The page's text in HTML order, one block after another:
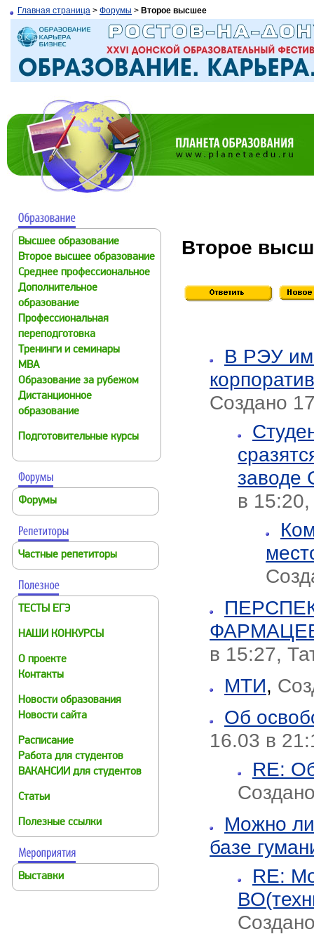
Главная страница > Форумы > Второе высшее
Высшее образование
Второе высшее образование
Среднее профессиональное
Дополнительное
образование
Профессиональная
переподготовка
Тренинги и семинары
MBA
Образование за рубежом
Дистанционное
образование
Подготовительные курсы
Форумы
Частные репетиторы
ТЕСТЫ ЕГЭ
НАШИ КОНКУРСЫ
О проекте
Контакты
Новости образования
Новости сайта
Расписание
Работа для студентов
ВАКАНСИИ для студентов
Статьи
Полезные ссылки
Выставки
Второе
В РЭУ
Создано
заводе
в
в 15:27,
МТИ,
Об
16.03 в
RE:
Можно ли
базе
RE: